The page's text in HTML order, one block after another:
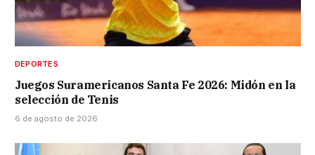
DEPORTES
Juegos Suramericanos Santa Fe 2026: Midón en la
selección de Tenis
6 de agosto de 2026